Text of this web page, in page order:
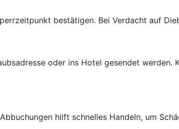
bestätigen. Bei Verdacht auf
oder ins Hotel gesendet
hilft schnelles Handeln, um